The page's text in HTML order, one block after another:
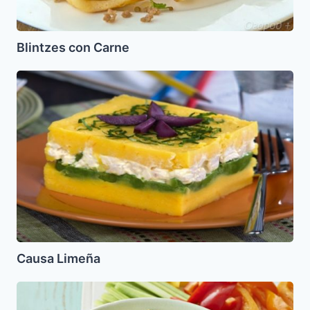
Blintzes con Carne
Causa
Limeña
Causa Limeña